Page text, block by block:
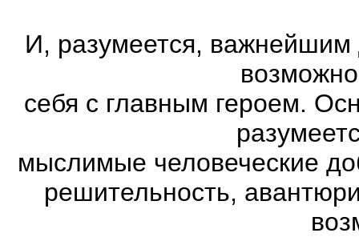
И, разумеется, важнейшим
себя с главным героем.
мыслимые человеческие
решительность,